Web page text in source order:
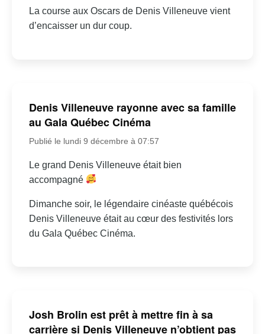
La course aux Oscars de Denis Villeneuve vient
d’encaisser un dur coup.
Denis Villeneuve rayonne avec sa famille
au Gala Québec Cinéma
Publié le lundi 9 décembre à 07:57
Le grand Denis Villeneuve était bien
accompagné
Dimanche soir, le légendaire cinéaste québécois
Denis Villeneuve était au cœur des festivités lors
du Gala Québec Cinéma.
Josh Brolin est prêt à mettre fin à sa
carrière si Denis Villeneuve n’obtient pas